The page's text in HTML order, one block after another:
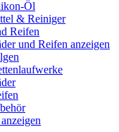
Öl
& Reiniger
Reifen
und Reifen anzeigen